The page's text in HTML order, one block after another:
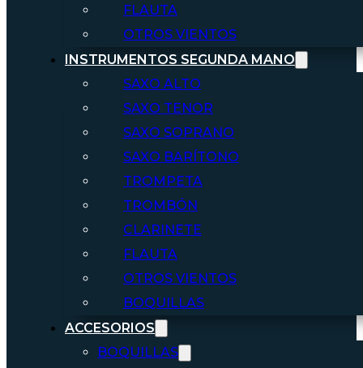
FLAUTA
OTROS VIENTOS
INSTRUMENTOS SEGUNDA MANO
SAXO ALTO
SAXO TENOR
SAXO SOPRANO
SAXO BARÍTONO
TROMPETA
TROMBÓN
CLARINETE
FLAUTA
OTROS VIENTOS
BOQUILLAS
ACCESORIOS
BOQUILLAS